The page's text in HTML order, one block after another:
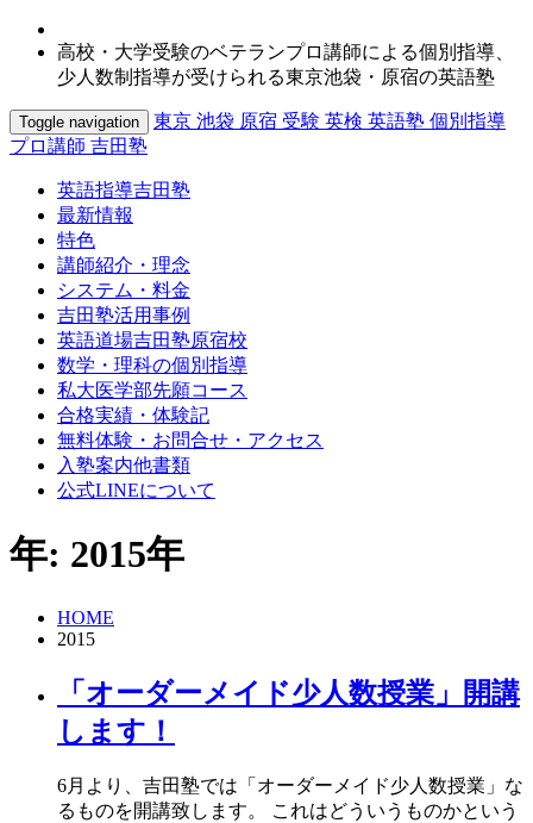
高校・大学受験のベテランプロ講師による個別指導、
少人数制指導が受けられる東京池袋・原宿の英語塾
Toggle navigation
東京 池袋 原宿 受験 英検 英語塾 個別指導
プロ講師 吉田塾
英語指導吉田塾
最新情報
特色
講師紹介・理念
システム・料金
吉田塾活用事例
英語道場吉田塾原宿校
数学・理科の個別指導
私大医学部先願コース
合格実績・体験記
無料体験・お問合せ・アクセス
入塾案内他書類
公式LINEについて
年: 2015年
HOME
2015
「オーダーメイド少人数授業」開講
します！
6月より、吉田塾では「オーダーメイド少人数授業」な
るものを開講致します。 これはどういうものかという